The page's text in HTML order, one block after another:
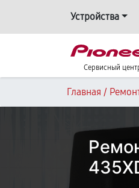
Устройства
Сервисный
Главная /